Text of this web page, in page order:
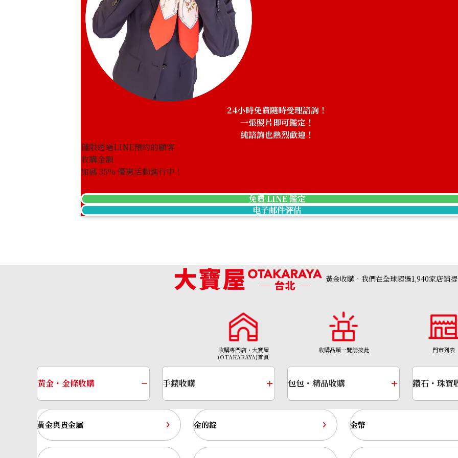
Omega Constellation 123.25.27.20.05.001
Omega Constellation Blush
24小時免費隨時受理諮詢！
一張照片即可鑑定！
純諮詢也熱烈歡迎！
僅限透過LINE預約的顧客
收購金額
加碼35% 優惠活動進行中！
免費 LINE 鑑定
电子邮件评估
黃金收購、我們在全球超過1,940家店鋪
收購專門店・大寶屋
(OTAKARAYA)首頁
收購品類一覽請按此 門市列表
黃金・金條收購
黃金與貴金屬 金的錠 金幣
手錶收購 包包・精品收購 鑽石・珠寶